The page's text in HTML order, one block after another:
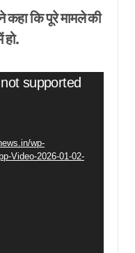
कहा कि पूरे मामले की
हो.
wp-
Video-2026-01-02-